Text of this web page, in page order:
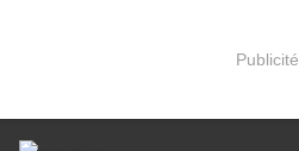
Publicité